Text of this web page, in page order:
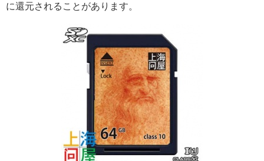
に還元されることがあります。